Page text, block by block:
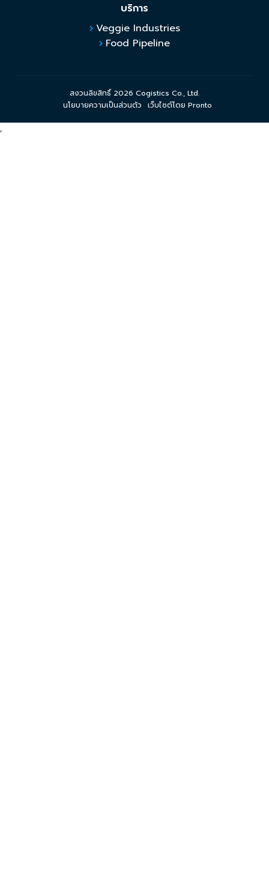
บริการ
Veggie Industries
Food Pipeline
สงวนลิขสิทธิ์ 2026 Cogistics Co., Ltd.
นโยบายความเป็นส่วนตัว
เว็บไซต์โดย Pronto